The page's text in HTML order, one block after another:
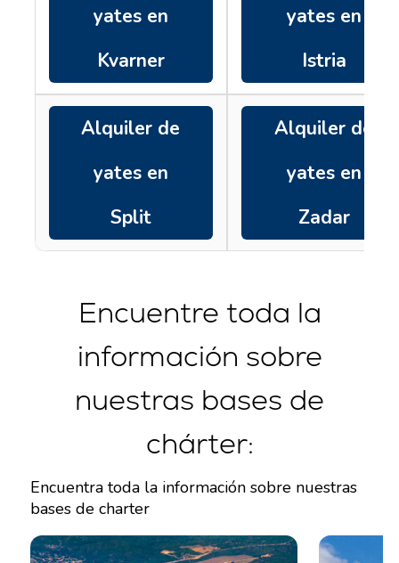
yates en
Kvarner
yates en
Istria
Alquiler de
yates en
Split
Alquiler de
yates en
Zadar
Encuentre toda la
información sobre
nuestras bases de
chárter:
Encuentra toda la información sobre nuestras
bases de charter